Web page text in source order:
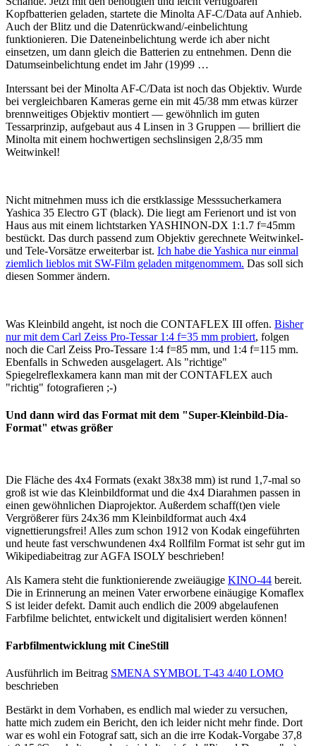
Kopfbatterien geladen, startete die Minolta AF-C/Data auf Anhieb.
Auch der Blitz und die Datenrückwand/-einbelichtung
funktionieren. Die Dateneinbelichtung werde ich aber nicht
einsetzen, um dann gleich die Batterien zu entnehmen. Denn die
Datumseinbelichtung endet im Jahr (19)99 …
Interssant bei der Minolta AF-C/Data ist noch das Objektiv. Wurde
bei vergleichbaren Kameras gerne ein mit 45/38 mm etwas kürzer
brennweitiges Objektiv montiert — gewöhnlich im guten
Tessarprinzip, aufgebaut aus 4 Linsen in 3 Gruppen — brilliert die
Minolta mit einem hochwertigen sechslinsigen 2,8/35 mm
Weitwinkel!
Nicht mitnehmen muss ich die erstklassige Messsucherkamera
Yashica 35 Electro GT (black). Die liegt am Ferienort und ist von
Haus aus mit einem lichtstarken YASHINON-DX 1:1.7 f=45mm
bestückt. Das durch passend zum Objektiv gerechnete Weitwinkel-
und Tele-Vorsätze erweiterbar ist. Ich habe die Yashica nur einmal
ziemlich lieblos mit SW-Film geladen mitgenommem. Das soll sich
diesen Sommer ändern.
Was Kleinbild angeht, ist noch die CONTAFLEX III offen. Bisher
nur mit dem Carl Zeiss Pro-Tessar 1:4 f=35 mm probiert, folgen
noch die Carl Zeiss Pro-Tessare 1:4 f=85 mm, und 1:4 f=115 mm.
Ebenfalls in Schweden ausgelagert. Als "richtige"
Spiegelreflexkamera kann man mit der CONTAFLEX auch
"richtig" fotografieren ;-)
Und dann wird das Format mit dem "Super-Kleinbild-Dia-
Format" etwas größer
Die Fläche des 4x4 Formats (exakt 38x38 mm) ist rund 1,7-mal so
groß ist wie das Kleinbildformat und die 4x4 Diarahmen passen in
einen gewöhnlichen Diaprojektor. Außerdem schaff(t)en viele
Vergrößerer fürs 24x36 mm Kleinbildformat auch 4x4
vignettierungsfrei! Alles zum schon 1912 von Kodak eingeführten
und heute fast verschwundenen 4x4 Rollfilm Format ist sehr gut im
Wikipediabeitrag zur AGFA ISOLY beschrieben!
Als Kamera steht die funktionierende zweiäugige KINO-44 bereit.
Die in Erinnerung an meinen Vater erworbene einäugige Komaflex
S ist leider defekt. Damit auch endlich die 2009 abgelaufenen
Farbfilme belichtet, entwickelt und digitalisiert werden können!
Farbfilmentwicklung mit CineStill
Ausführlich im Beitrag SMENA SYMBOL T-43 4/40 LOMO
beschrieben
Bestärkt in dem Vorhaben, es endlich mal wieder zu versuchen,
hatte mich zudem ein Bericht, den ich leider nicht mehr finde. Dort
war es wohl ein Fotograf satt, sich an die irre Kodak-Vorgabe 37,8